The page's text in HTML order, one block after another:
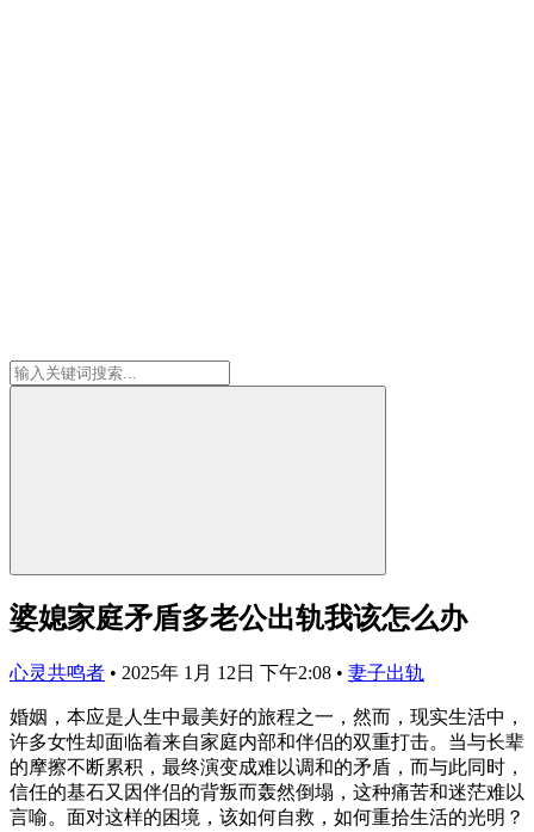
婆媳家庭矛盾多老公出轨我该怎么办
心灵共鸣者 • 2025年 1月 12日 下午2:08 • 妻子出轨
婚姻，本应是人生中最美好的旅程之一，然而，现实生活中，
许多女性却面临着来自家庭内部和伴侣的双重打击。当与长辈
的摩擦不断累积，最终演变成难以调和的矛盾，而与此同时，
信任的基石又因伴侣的背叛而轰然倒塌，这种痛苦和迷茫难以
言喻。面对这样的困境，该如何自救，如何重拾生活的光明？